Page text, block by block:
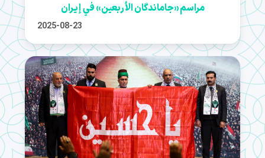
مراسم «جاماندگان الأربعين» في إيران
2025-08-23